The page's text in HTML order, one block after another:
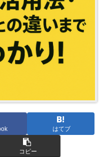
はてブ
コピー